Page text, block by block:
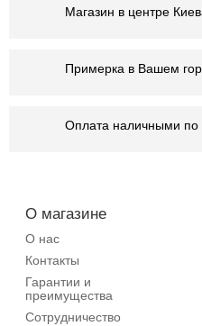
Магазин в центре
Примерка в Вашем
Оплата наличными по
О магазине
О нас
Контакты
Гарантии и
преимущества
Сотрудничество